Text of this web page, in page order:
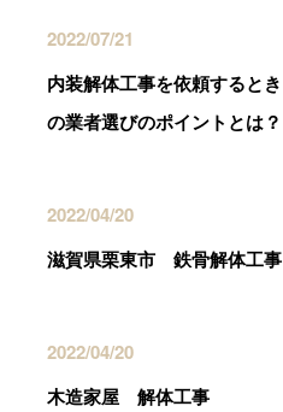
2022/07/21
内装解体工事を依頼するとき
の業者選びのポイントとは？
2022/04/20
滋賀県栗東市 鉄骨解体工事
2022/04/20
木造家屋 解体工事